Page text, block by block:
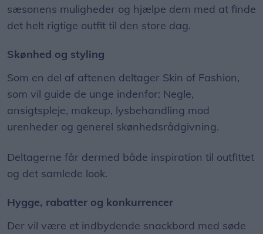
sæsonens muligheder og hjælpe dem med at finde
det helt rigtige outfit til den store dag.
Skønhed og styling
Som en del af aftenen deltager Skin of Fashion,
som vil guide de unge indenfor: Negle,
ansigtspleje, makeup, lysbehandling mod
urenheder og generel skønhedsrådgivning.
Deltagerne får dermed både inspiration til outfittet
og det samlede look.
Hygge, rabatter og konkurrencer
Der vil være et indbydende snackbord med søde